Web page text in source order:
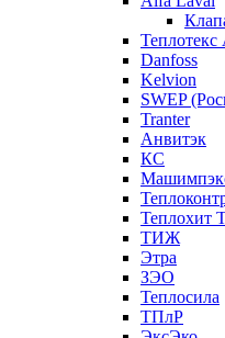
Теплотекс
Danfoss
Kelvion
SWEP
Tranter
Анвитэк
КС
Теплохит
ТИЖ
Этра
ЗЭО
Теплосила
ТПлР